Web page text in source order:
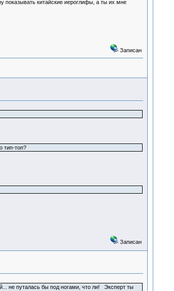
показывать китайские иероглифы, а ты их мне
Записан
тип-топ?
Записан
не путалась бы под ногами, что ли! Эксперт ты